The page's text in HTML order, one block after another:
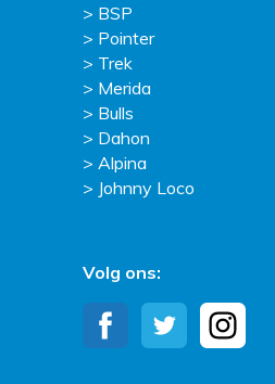
BSP
Pointer
Trek
Merida
Bulls
Dahon
Alpina
Johnny Loco
Volg ons: